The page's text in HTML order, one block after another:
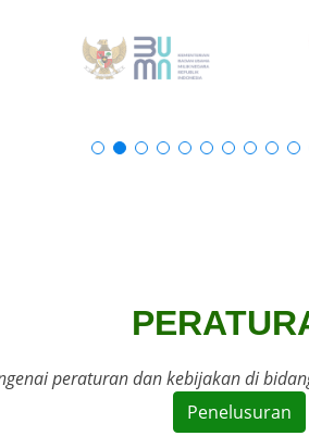
peraturan dan kebijakan di
Penelusuran